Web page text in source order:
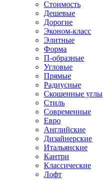
Стоимость
Дешевые
Дорогие
Эконом-класс
Элитные
Форма
П-образные
Угловые
Прямые
Радиусные
Скошенные углы
Стиль
Современные
Евро
Английские
Дизайнерские
Итальянские
Кантри
Классические
Лофт